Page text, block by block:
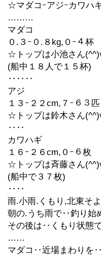
☆マダコｰアジｰカワハ
………
マダコ
０.３ｰ０.８kg,０ｰ４杯
☆トップは小池さん
(船中１８人で１５杯)
‥‥‥
アジ
１３ｰ２２cm,７ｰ６３匹
☆トップは鈴木さん
‥‥
カワハギ
１６ｰ２６cm,０ｰ６枚
☆トップは斉藤さん
(船中で３７枚)
‥‥
雨.小雨.くもり,北東そ
朝の.うち雨で‥釣り始
その後は‥くもり状態
……
マダコ‥近場まわりを